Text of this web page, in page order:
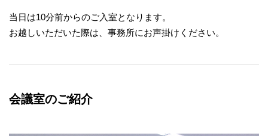
当日は10分前からのご入室となります。
お越しいただいた際は、事務所にお声掛けください。
会議室のご紹介